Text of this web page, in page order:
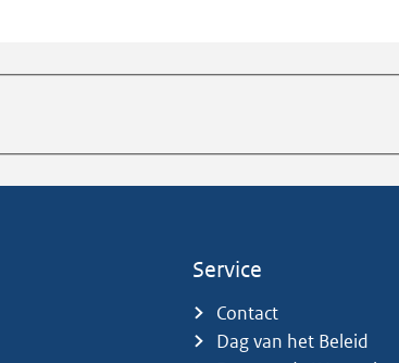
Service
Contact
Dag van het Beleid